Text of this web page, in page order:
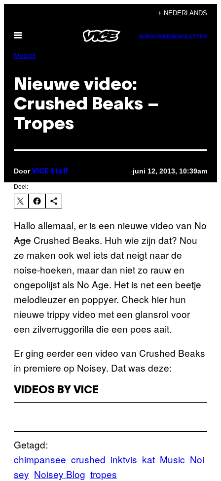
de
inhoud
+ NEDERLANDS
Open
SUBSCRIBENEWSLETTER
Muziek
Nieuwe video:
Crushed Beaks –
Tropes
Door VICE Staff juni 12, 2013, 10:39am
Deel:
Hallo allemaal, er is een nieuwe video van No
Age Crushed Beaks. Huh wie zijn dat? Nou
ze maken ook wel iets dat neigt naar de
noise-hoeken, maar dan niet zo rauw en
ongepolijst als No Age. Het is net een beetje
melodieuzer en poppyer. Check hier hun
nieuwe trippy video met een glansrol voor
een zilverruggorilla die een poes aait.
Er ging eerder een video van Crushed Beaks
in premiere op Noisey. Dat was deze:
VIDEOS BY VICE
Getagd:
chimpansee crushed inktvis kat Music Noi
sey Noisey Blog tropes